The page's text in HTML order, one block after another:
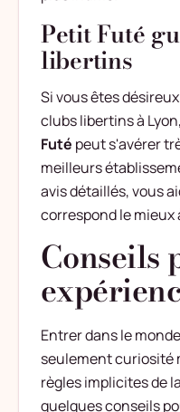
Petit Futé
libertins
Si vous êtes
clubs libertins à
Futé peut s'avérer
meilleurs
avis détaillés, vous
correspond le mieux
Conseils
Entrer dans le
seulement curiosité
règles implicites de
quelques conseils